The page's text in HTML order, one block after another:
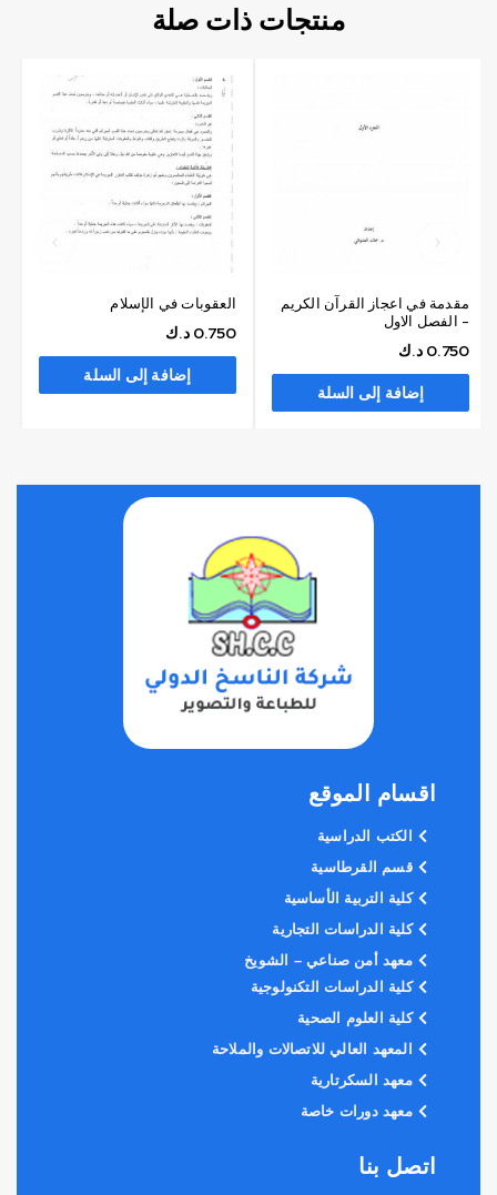
منتجات ذات صلة
مقدمة في اعجاز القرآن الكريم
- الفصل الاول
0.750 د.ك
إضافة إلى السلة
العقوبات في الإسلام
0.750 د.ك
إضافة إلى السلة
اقسام الموقع
الكتب الدراسية
قسم القرطاسية
كلية التربية الأساسية
كلية الدراسات التجارية
معهد أمن صناعي – الشويخ
كلية الدراسات التكنولوجية
كلية العلوم الصحية
المعهد العالي للاتصالات والملاحة
معهد السكرتارية
معهد دورات خاصة
اتصل بنا